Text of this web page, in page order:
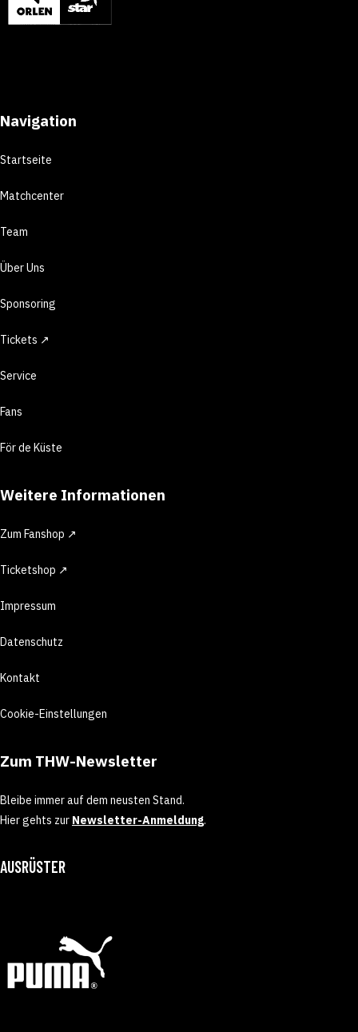
Navigation
Startseite
Matchcenter
Team
Über Uns
Sponsoring
Tickets ↗
Service
Fans
För de Küste
Weitere Informationen
Zum Fanshop ↗
Ticketshop ↗
Impressum
Datenschutz
Kontakt
Cookie-Einstellungen
Zum THW-Newsletter
Bleibe immer auf dem neusten Stand.
Hier gehts zur Newsletter-Anmeldung.
AUSRÜSTER